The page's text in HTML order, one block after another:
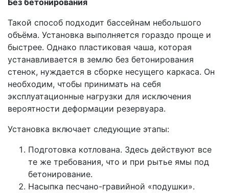
Без бетонирования
Такой способ подходит бассейнам небольшого
объёма. Установка выполняется гораздо проще и
быстрее. Однако пластиковая чаша, которая
устанавливается в землю без бетонирования
стенок, нуждается в сборке несущего каркаса. Он
необходим, чтобы принимать на себя
эксплуатационные нагрузки для исключения
вероятности деформации резервуара.
Установка включает следующие этапы:
Подготовка котлована. Здесь действуют все
те же требования, что и при рытье ямы под
бетонирование.
Насыпка песчано-гравийной «подушки».